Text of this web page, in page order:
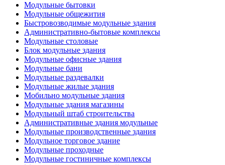
Модульные бытовки
Модульные общежития
Быстровозводимые модульные здания
Административно-бытовые комплексы
Модульные столовые
Блок модульные здания
Модульные офисные здания
Модульные бани
Модульные раздевалки
Модульные жилые здания
Мобильно модульные здания
Модульные здания магазины
Модульный штаб строительства
Административные здания модульные
Модульные производственные здания
Модульное торговое здание
Модульные проходные
Модульные гостиничные комплексы